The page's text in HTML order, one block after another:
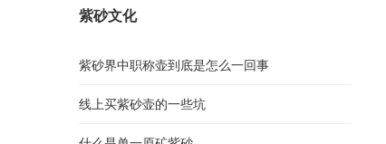
紫砂文化
紫砂界中职称壶到底是怎么一回事
线上买紫砂壶的一些坑